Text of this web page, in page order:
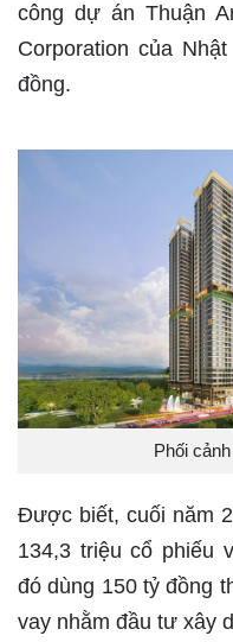
công dự án Thuận
Corporation của
đồng.
Phối
Được biết, cuối năm
134,3 triệu cổ phiếu
đó dùng 150 tỷ đồng
vay nhằm đầu tư xây